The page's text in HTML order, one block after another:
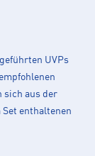
UVPs
sich aus der
enthaltenen